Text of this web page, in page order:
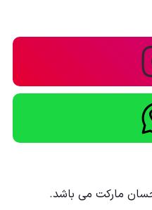
مارکت می باشد.